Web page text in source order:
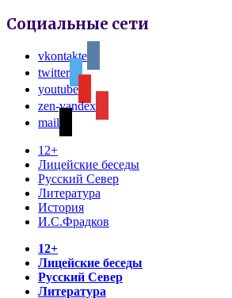
Социальные сети
vkontakte
twitter
youtube
zen-yandex
mail
12+
Лицейские беседы
Русский Север
Литература
История
И.С.Фрадков
12+
Лицейские беседы
Русский Север
Литература